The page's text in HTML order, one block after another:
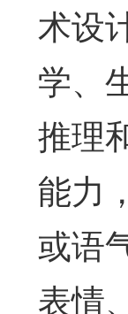
术设
学、
推理
能力
或语
表情